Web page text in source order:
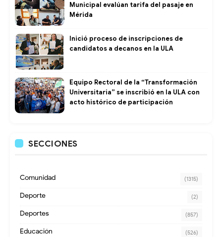
Municipal evalúan tarifa del pasaje en
Mérida
Inició proceso de inscripciones de
candidatos a decanos en la ULA
Equipo Rectoral de la “Transformación
Universitaria” se inscribió en la ULA con
acto histórico de participación
SECCIONES
Comunidad (1315)
Deporte (2)
Deportes (857)
Educación (526)